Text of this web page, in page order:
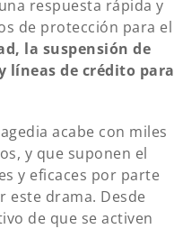
respuesta rápida y
de protección para el
la suspensión de
líneas de crédito para
acabe con miles
y que suponen el
y eficaces por parte
este drama. Desde
de que se activen